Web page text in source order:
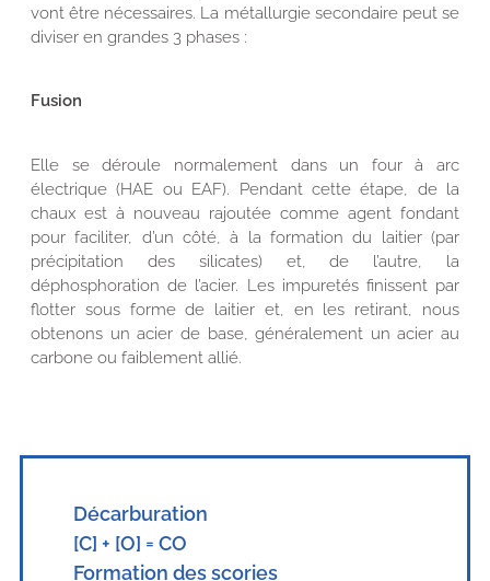
vont être nécessaires. La métallurgie secondaire peut se
diviser en grandes 3 phases :
Fusion
Elle se déroule normalement dans un four à arc
électrique (HAE ou EAF). Pendant cette étape, de la
chaux est à nouveau rajoutée comme agent fondant
pour faciliter, d’un côté, à la formation du laitier (par
précipitation des silicates) et, de l’autre, la
déphosphoration de l’acier. Les impuretés finissent par
flotter sous forme de laitier et, en les retirant, nous
obtenons un acier de base, généralement un acier au
carbone ou faiblement allié.
Décarburation
[C] + [O] = CO
Formation des scories